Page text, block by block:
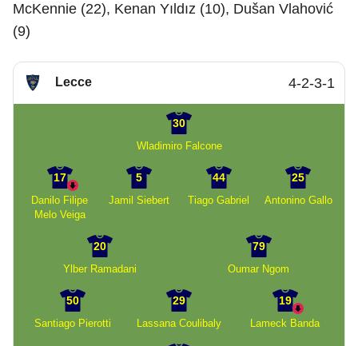
McKennie (22), Kenan Yıldız (10), Dušan Vlahović
(9)
Lecce 4-2-3-1
30
Wladimiro Falcone
17
Danilo Filipe
Melo Veiga
5
Jamil Siebert
44
Tiago Gabriel
25
Antonino Gallo
20
Ylber Ramadani
79
Oumar Ngom
50
Santiago Pierotti
29
Lassana Coulibaly
19
Lameck Banda